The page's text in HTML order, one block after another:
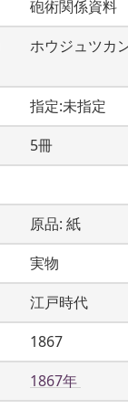
砲術関係資料
ホウジュツカ
指定:未指定
5冊
原品: 紙
実物
江戸時代
1867
1867年